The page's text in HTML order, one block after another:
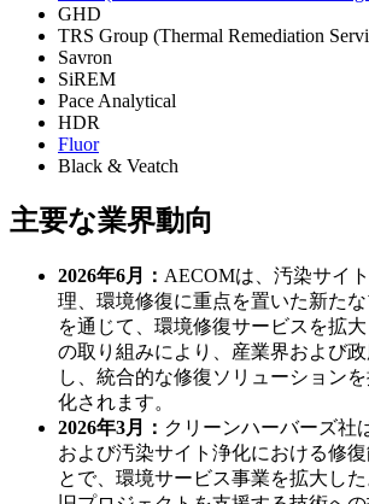
GHD
TRS Group (Thermal Remediation
Savron
SiREM
Pace Analytical
HDR
Fluor
Black & Veatch
主要な業界動向
2026年6月： AECOMは、汚染サイ
理、環境修復に重点を置いた新た
を通じて、環境修復サービスを拡
の取り組みにより、産業界および
し、統合的な修復ソリューション
化されます。
2026年3月： クリーンハーバーズ社
および汚染サイト浄化における修
とで、環境サービス事業を拡大し